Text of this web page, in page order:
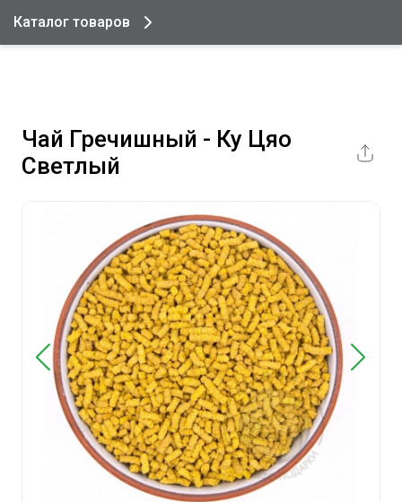
Каталог товаров
Чай Гречишный - Ку Цяо
Светлый